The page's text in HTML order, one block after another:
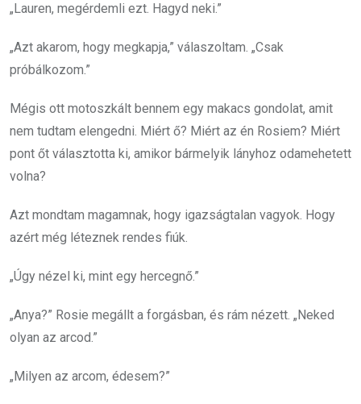
„Lauren, megérdemli ezt. Hagyd neki.”
„Azt akarom, hogy megkapja,” válaszoltam. „Csak
próbálkozom.”
Mégis ott motoszkált bennem egy makacs gondolat, amit
nem tudtam elengedni. Miért ő? Miért az én Rosiem? Miért
pont őt választotta ki, amikor bármelyik lányhoz odamehetett
volna?
Azt mondtam magamnak, hogy igazságtalan vagyok. Hogy
azért még léteznek rendes fiúk.
„Úgy nézel ki, mint egy hercegnő.”
„Anya?” Rosie megállt a forgásban, és rám nézett. „Neked
olyan az arcod.”
„Milyen az arcom, édesem?”